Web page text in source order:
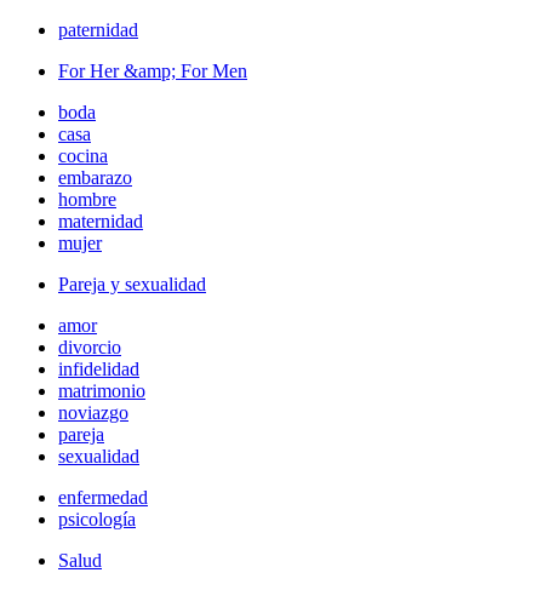
paternidad
For Her &amp; For Men
boda
casa
cocina
embarazo
hombre
maternidad
mujer
Pareja y sexualidad
amor
divorcio
infidelidad
matrimonio
noviazgo
pareja
sexualidad
enfermedad
psicología
Salud